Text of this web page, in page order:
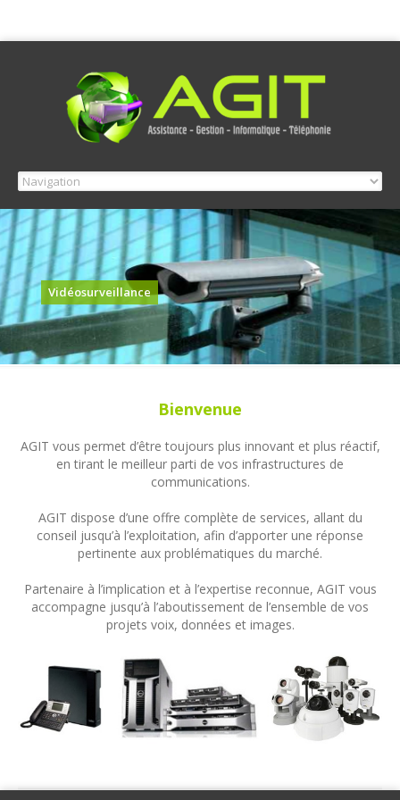
Vidéosurveillance
Bienvenue
AGIT vous permet d’être toujours plus innovant et plus réactif,
en tirant le meilleur parti de vos infrastructures de
communications.
AGIT dispose d’une offre complète de services, allant du
conseil jusqu’à l’exploitation, afin d’apporter une réponse
pertinente aux problématiques du marché.
Partenaire à l’implication et à l’expertise reconnue, AGIT vous
accompagne jusqu’à l’aboutissement de l’ensemble de vos
projets voix, données et images.